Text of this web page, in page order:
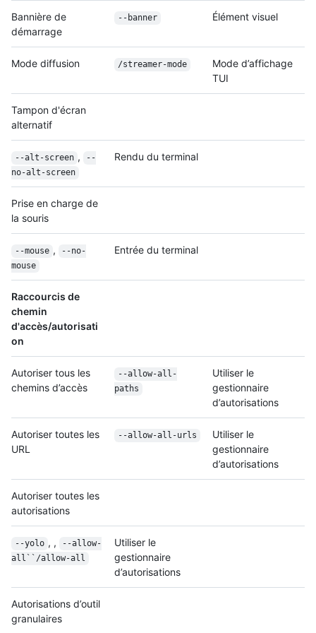
Bannière de
démarrage
--banner Élément visuel
Mode diffusion /streamer-mode
Mode d’affichage
TUI
Tampon d'écran
alternatif
--alt-screen ,
--
no-alt-screen
Rendu du terminal
Prise en charge de
la souris
--mouse ,
--no-
mouse
Entrée du terminal
Raccourcis de
chemin
d'accès/autorisati
on
Autoriser tous les
chemins d’accès
--allow-all-
paths
Utiliser le
gestionnaire
d’autorisations
Autoriser toutes les
URL
--allow-all-urls
Utiliser le
gestionnaire
d’autorisations
Autoriser toutes les
autorisations
--yolo , ,
--allow-
all``/allow-all
Utiliser le
gestionnaire
d’autorisations
Autorisations d’outil
granulaires